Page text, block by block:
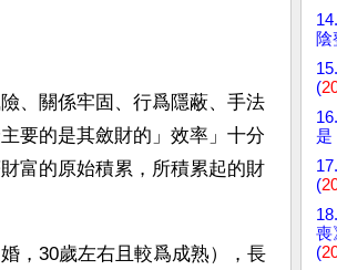
、關係牢固、行爲隱蔽、手法
要的是其斂財的」效率」十分
富的原始積累，所積累起的財
，30歲左右且較爲成熟），長
陰
(
是
(
喪
(